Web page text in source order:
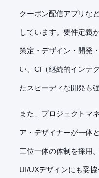
クーポン配信アプリな
しています。要件定義
策定・デザイン・開発
い、CI（継続的インテ
たスピーディな開発も
また、プロジェクトマ
ア・デザイナーが一体
三位一体の体制を採用
UI/UXデザインにも妥